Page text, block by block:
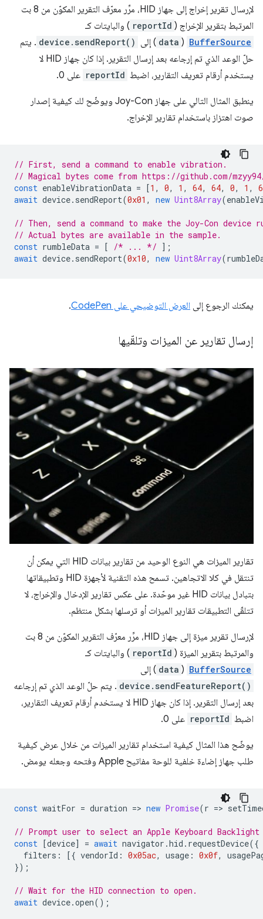
لإرسال تقرير إخراج إلى جهاز HID، مرِّر معرّف التقرير المكوّن من 8 بت
المرتبط بتقرير الإخراج ( reportId ) والبايتات كـ
BufferSource
(
data ) إلى device.sendReport() . يتم
حلّ الوعد الذي تم إرجاعه بعد إرسال التقرير. إذا كان جهاز HID لا
يستخدم أرقام تعريف التقارير، اضبط reportId على 0.
ينطبق المثال التالي على جهاز Joy-Con ويوضّح لك كيفية إصدار
صوت اهتزاز باستخدام تقارير الإخراج.
// First, send a command to enable vibration.
// Magical bytes come from https://github.com/
const enableVibrationData = [1 , 0, 1 , 64, 64, 0, 1 ,
await device. sendReport(0x01 , new Uint8Array(
// Then, send a command to make the Joy-Con device
// Actual bytes are available in the sample.
const rumbleData = [ /* ... */ ];
await device. sendReport(0x10, new Uint8Array(
يمكنك الرجوع إلى العرض التوضيحي على CodePen .
إرسال تقارير عن الميزات وتلقّيها
تقارير الميزات هي النوع الوحيد من تقارير بيانات HID التي يمكن أن
تنتقل في كلا الاتجاهين. تسمح هذه التقنية لأجهزة HID وتطبيقاتها
بتبادل بيانات HID غير موحّدة. على عكس تقارير الإدخال والإخراج، لا
تتلقّى التطبيقات تقارير الميزات أو ترسلها بشكل منتظم.
لإرسال تقرير ميزة إلى جهاز HID، مرِّر معرّف التقرير المكوّن من 8 بت
والمرتبط بتقرير الميزة ( reportId ) والبايتات كـ
BufferSource
(
data ) إلى
device.sendFeatureReport() . يتم حلّ الوعد الذي تم إرجاعه
بعد إرسال التقرير. إذا كان جهاز HID لا يستخدم أرقام تعريف التقارير،
اضبط reportId على 0.
يوضّح هذا المثال كيفية استخدام تقارير الميزات من خلال عرض كيفية
طلب جهاز إضاءة خلفية للوحة مفاتيح Apple وفتحه وجعله يومض.
const waitFor = duration => new Promise(r =>
// Prompt user to select an Apple Keyboard
const [device] = await navigator .hid . requestDevice({
filters : [{ vendorId : 0x05ac, usage : 0x0f,
});
// Wait for the HID connection to open.
await device.open();